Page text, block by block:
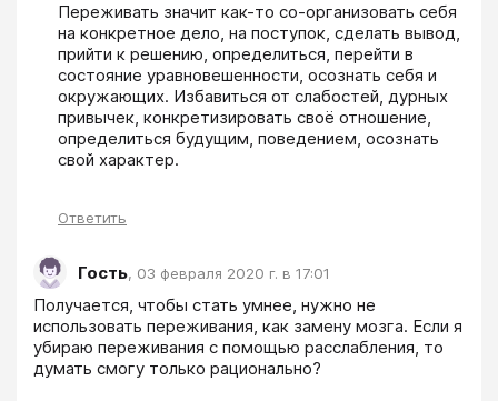
Переживать значит как-то со-организовать себя
на конкретное дело, на поступок, сделать вывод,
прийти к решению, определиться, перейти в
состояние уравновешенности, осознать себя и
окружающих. Избавиться от слабостей, дурных
привычек, конкретизировать своё отношение,
определиться будущим, поведением, осознать
свой характер.
Ответить
Гость, 03 февраля 2020 г. в 17:01
Получается, чтобы стать умнее, нужно не
использовать переживания, как замену мозга. Если я
убираю переживания с помощью расслабления, то
думать смогу только рационально?